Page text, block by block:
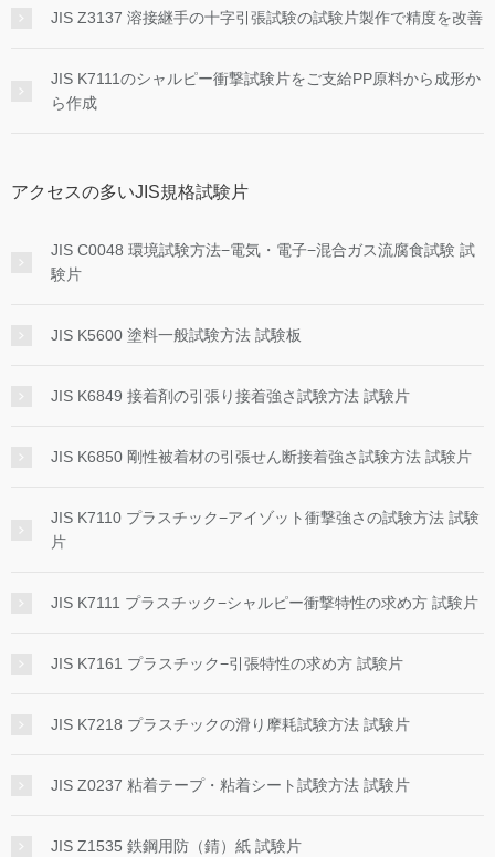
JIS Z3137 溶接継手の十字引張試験の試験片製作で精度を改善
JIS K7111のシャルピー衝撃試験片をご支給PP原料から成形か
ら作成
アクセスの多いJIS規格試験片
JIS C0048 環境試験方法−電気・電子−混合ガス流腐食試験 試
験片
JIS K5600 塗料一般試験方法 試験板
JIS K6849 接着剤の引張り接着強さ試験方法 試験片
JIS K6850 剛性被着材の引張せん断接着強さ試験方法 試験片
JIS K7110 プラスチック−アイゾット衝撃強さの試験方法 試験
片
JIS K7111 プラスチック−シャルピー衝撃特性の求め方 試験片
JIS K7161 プラスチック−引張特性の求め方 試験片
JIS K7218 プラスチックの滑り摩耗試験方法 試験片
JIS Z0237 粘着テープ・粘着シート試験方法 試験片
JIS Z1535 鉄鋼用防（錆）紙 試験片